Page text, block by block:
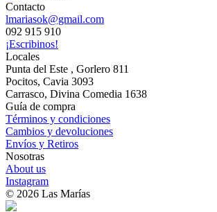
Contacto
lmariasok@gmail.com
092 915 910
¡Escribinos!
Locales
Punta del Este , Gorlero 811
Pocitos, Cavia 3093
Carrasco, Divina Comedia 1638
Guía de compra
Términos y condiciones
Cambios y devoluciones
Envíos y Retiros
Nosotras
About us
Instagram
© 2026 Las Marías